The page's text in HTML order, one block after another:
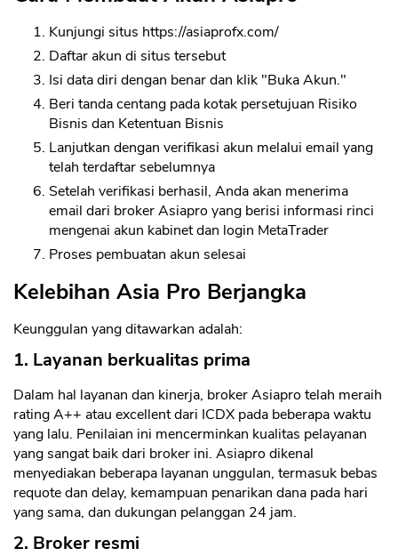
Kunjungi situs https://asiaprofx.com/
Daftar akun di situs tersebut
Isi data diri dengan benar dan klik "Buka Akun."
Beri tanda centang pada kotak persetujuan Risiko
Bisnis dan Ketentuan Bisnis
Lanjutkan dengan verifikasi akun melalui email yang
telah terdaftar sebelumnya
Setelah verifikasi berhasil, Anda akan menerima
email dari broker Asiapro yang berisi informasi rinci
mengenai akun kabinet dan login MetaTrader
Proses pembuatan akun selesai
Kelebihan Asia Pro Berjangka
Keunggulan yang ditawarkan adalah:
1. Layanan berkualitas prima
Dalam hal layanan dan kinerja, broker Asiapro telah meraih
rating A++ atau excellent dari ICDX pada beberapa waktu
yang lalu. Penilaian ini mencerminkan kualitas pelayanan
yang sangat baik dari broker ini. Asiapro dikenal
menyediakan beberapa layanan unggulan, termasuk bebas
requote dan delay, kemampuan penarikan dana pada hari
yang sama, dan dukungan pelanggan 24 jam.
2. Broker resmi
OK
CANCEL